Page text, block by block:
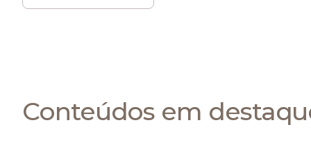
Conteúdos em